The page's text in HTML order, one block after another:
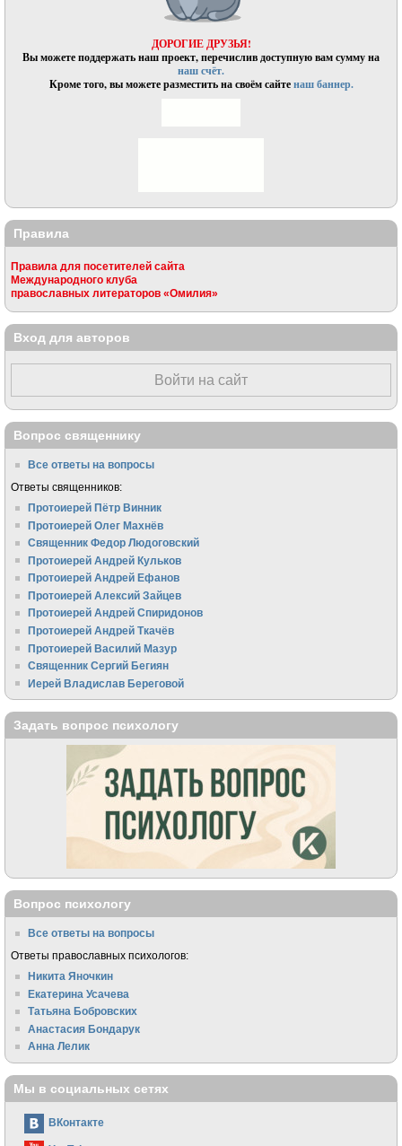
ДОРОГИЕ ДРУЗЬЯ!
Вы можете поддержать наш проект, перечислив доступную вам сумму на
наш счёт.
Кроме того, вы можете разместить на своём сайтенаш баннер.
Правила
Правила для посетителей сайта
Международного клуба
православных литераторов «Омилия»
Вход для авторов
Войти на сайт
Вопрос священнику
Все ответы на вопросы
Ответы священников:
Протоиерей Пётр Винник
Протоиерей Олег Махнёв
Священник Федор Людоговский
Протоиерей Андрей Кульков
Протоиерей Андрей Ефанов
Протоиерей Алексий Зайцев
Протоиерей Андрей Спиридонов
Протоиерей Андрей Ткачёв
Протоиерей Василий Мазур
Священник Сергий Бегиян
Иерей Владислав Береговой
Задать вопрос психологу
Вопрос психологу
Все ответы на вопросы
Ответы православных психологов:
Никита Яночкин
Екатерина Усачева
Татьяна Бобровских
Анастасия Бондарук
Анна Лелик
Мы в социальных сетях
ВКонтакте